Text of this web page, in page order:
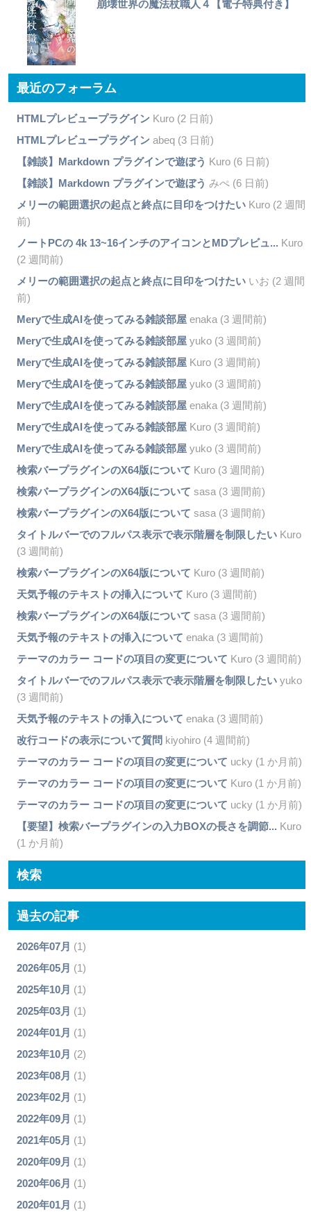
崩壊世界の魔法杖職人４【電子特典付き】
最近のフォーラム
HTMLプレビュープラグインKuro (2 日前)
HTMLプレビュープラグインabeq (3 日前)
【雑談】Markdown プラグインで遊ぼう Kuro (6 日前)
【雑談】Markdown プラグインで遊ぼう みぺ (6 日前)
メリーの範囲選択の起点と終点に目印をつけたいKuro (2 週間
前)
ノートPCの 4k 13~16インチのアイコンとMDプレビュ... Kuro
(2 週間前)
メリーの範囲選択の起点と終点に目印をつけたいいお (2 週間
前)
Meryで生成AIを使ってみる雑談部屋enaka (3 週間前)
Meryで生成AIを使ってみる雑談部屋yuko (3 週間前)
Meryで生成AIを使ってみる雑談部屋Kuro (3 週間前)
Meryで生成AIを使ってみる雑談部屋yuko (3 週間前)
Meryで生成AIを使ってみる雑談部屋enaka (3 週間前)
Meryで生成AIを使ってみる雑談部屋Kuro (3 週間前)
Meryで生成AIを使ってみる雑談部屋yuko (3 週間前)
検索バープラグインのX64版について Kuro (3 週間前)
検索バープラグインのX64版について sasa (3 週間前)
検索バープラグインのX64版について sasa (3 週間前)
タイトルバーでのフルパス表示で表示階層を制限したいKuro
(3 週間前)
検索バープラグインのX64版について Kuro (3 週間前)
天気予報のテキストの挿入について Kuro (3 週間前)
検索バープラグインのX64版について sasa (3 週間前)
天気予報のテキストの挿入について enaka (3 週間前)
テーマのカラー コードの項目の変更について Kuro (3 週間前)
タイトルバーでのフルパス表示で表示階層を制限したいyuko
(3 週間前)
天気予報のテキストの挿入について enaka (3 週間前)
改行コードの表示について質問 kiyohiro (4 週間前)
テーマのカラー コードの項目の変更について ucky (1 か月前)
テーマのカラー コードの項目の変更について Kuro (1 か月前)
テーマのカラー コードの項目の変更について ucky (1 か月前)
【要望】検索バープラグインの入力BOXの長さを調節... Kuro
(1 か月前)
検索
過去の記事
2026年07月 (1)
2026年05月 (1)
2025年10月 (1)
2025年03月 (1)
2024年01月 (1)
2023年10月 (2)
2023年08月 (1)
2023年02月 (1)
2022年09月 (1)
2021年05月 (1)
2020年09月 (1)
2020年06月 (1)
2020年01月 (1)